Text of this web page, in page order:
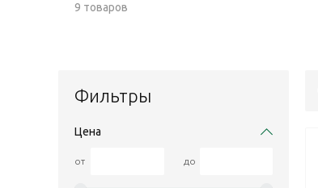
9 товаров
Фильтры
Цена
от до